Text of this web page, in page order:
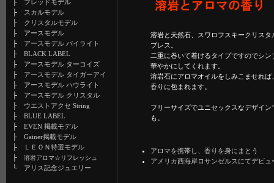
├ フレッドモデル
├ スカルモデル
├ クリスタルモデル
├ アースモデル
├ アースモデル パイライト
├ BLACK LABEL
├ アースモデル ターコイズ
├ アースモデル タイガーアイ
├ アースモデル ハウライト
├ アースモデル クリスタル
├ ウエストアクセ String
├ BLUE LABEL
├ EVEN 掲載モデル
├ Gainer掲載モデル
├
ＬＥＯＮ特選モデル
├ 溶岩アロマ☆リフレッシュ
└ アリス記念ジュエリー
溶岩と天然石、スワロフスキークリス
ブレス。
二重に巻いて着けるタイプですのでシ
華やかにしてくれます。
溶岩石にアロマオイルをしみこませれ
香りに包まれます。
フリーサイズでユニセックスなデザイ
も。
アロマを携帯し、香りを身にまとう
アメリカ西海岸ロサンゼルスにてデビュ